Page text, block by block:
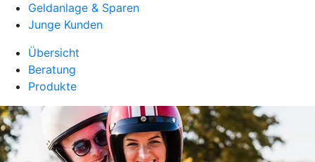
Geldanlage & Sparen
Junge Kunden
Übersicht
Beratung
Produkte